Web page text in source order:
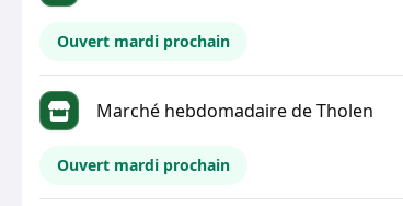
Ouvert mardi prochain
Marché hebdomadaire de Tholen
Ouvert mardi prochain